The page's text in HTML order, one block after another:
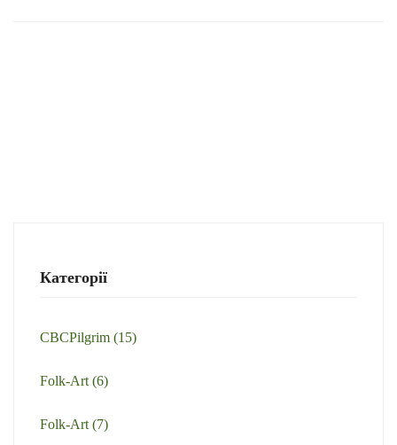
Категорії
CBCPilgrim (15)
Folk-Art (6)
Folk-Art (7)